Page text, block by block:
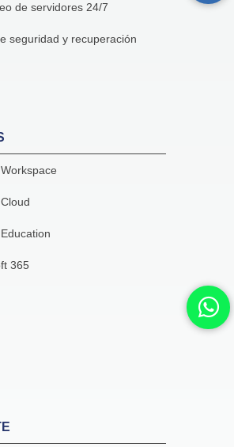
Google Education
de servidores 24/7
seguridad y recuperación
365